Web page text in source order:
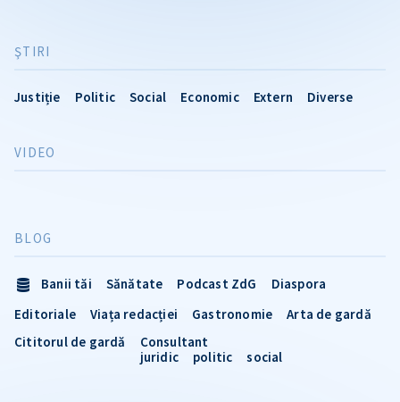
ŞTIRI
Justiție Politic Social Economic Extern Diverse
VIDEO
BLOG
Banii tăi Sănătate Podcast ZdG
Diaspora
Editoriale
Viața redacției Gastronomie
Arta de gardă
Cititorul de gardă
Consultant
juridic
politic social